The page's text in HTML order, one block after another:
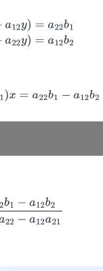
1(2)a12(a 21x+a
)x =a 22b1− a12 b2
b2a 11 a22−a